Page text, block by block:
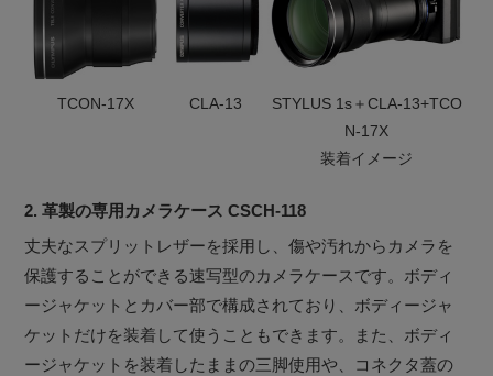
TCON-17X CLA-13
STYLUS 1s＋CLA-13+TCO
N-17X
装着イメージ
2. 革製の専用カメラケース CSCH-118
丈夫なスプリットレザーを採用し、傷や汚れからカメラを
保護することができる速写型のカメラケースです。ボディ
ージャケットとカバー部で構成されており、ボディージャ
ケットだけを装着して使うこともできます。また、ボディ
ージャケットを装着したままの三脚使用や、コネクタ蓋の